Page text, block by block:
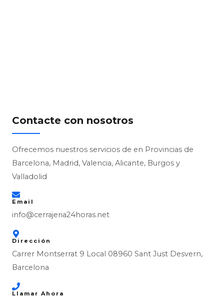
Contacte con nosotros
Ofrecemos nuestros servicios de en Provincias de
Barcelona, Madrid, Valencia, Alicante, Burgos y
Valladolid
Email
info@cerrajeria24horas.net
Dirección
Carrer Montserrat 9 Local 08960 Sant Just Desvern,
Barcelona
Llamar Ahora